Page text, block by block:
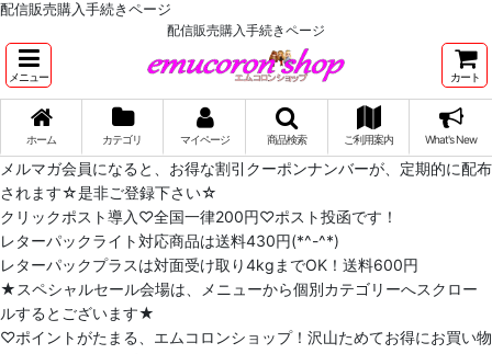
配信販売購入手続きページ
配信販売購入手続きページ
メニュー カート
ホーム カテゴリ マイページ 商品検索 ご利用案内 What's New
メルマガ会員になると、お得な割引クーポンナンバーが、定期的に配布
されます☆是非ご登録下さい☆
クリックポスト導入♡全国一律200円♡ポスト投函です！
レターパックライト対応商品は送料430円(*^-^*)
レターパックプラスは対面受け取り4kgまでOK！送料600円
★スペシャルセール会場は、メニューから個別カテゴリーへスクロー
ルするとございます★
♡ポイントがたまる、エムコロンショップ！沢山ためてお得にお買い物